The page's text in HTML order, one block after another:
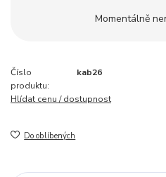
Momentálně
Číslo
produktu:
kab26
Hlídat cenu / dostupnost
Do oblíbených